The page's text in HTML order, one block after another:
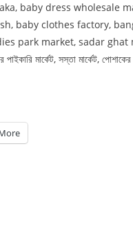
baby dress wholesale
baby clothes factory,
sadar ghat market,
পাইকারি মার্কেট, সস্তা মার্কেট,